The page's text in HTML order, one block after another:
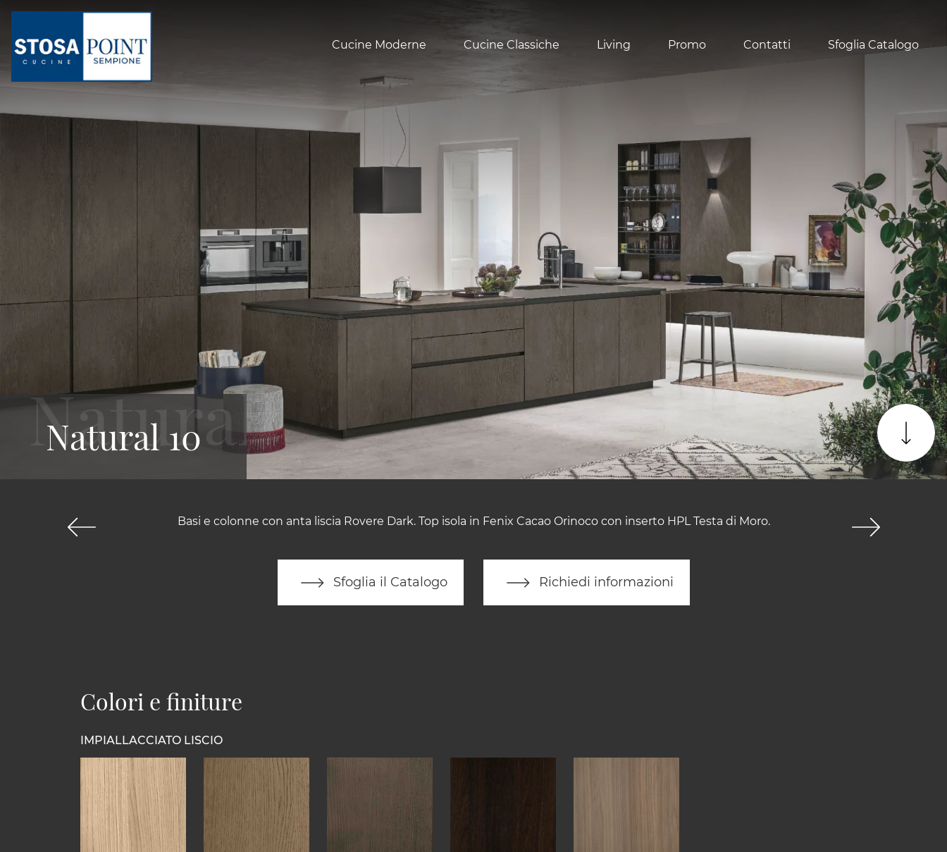
Cucine Moderne Cucine Classiche Living Promo Contatti Sfoglia Catalogo
Basi e colonne con anta liscia Rovere Dark. Top isola in Fenix Cacao Orinoco con inserto HPL Testa di Moro.
Sfoglia il Catalogo Richiedi informazioni
Natural 10
Colori e finiture
IMPIALLACCIATO LISCIO